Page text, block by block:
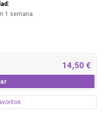
1 semana
14,50 €